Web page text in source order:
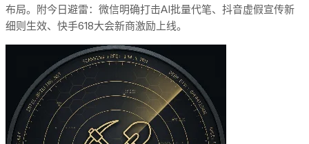
布局。附今日避雷：微信明确打击AI批量代笔、抖音虚假宣传新
细则生效、快手618大会新商激励上线。